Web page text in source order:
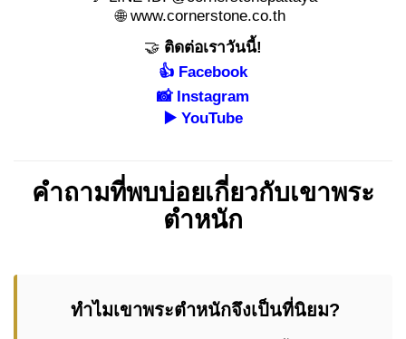
🌐 www.cornerstone.co.th
🤝 ติดต่อเราวันนี้!
👍 Facebook
📸 Instagram
▶️ YouTube
คำถามที่พบบ่อยเกี่ยวกับเขาพระ
ตำหนัก
ทำไมเขาพระตำหนักจึงเป็นที่นิยม?